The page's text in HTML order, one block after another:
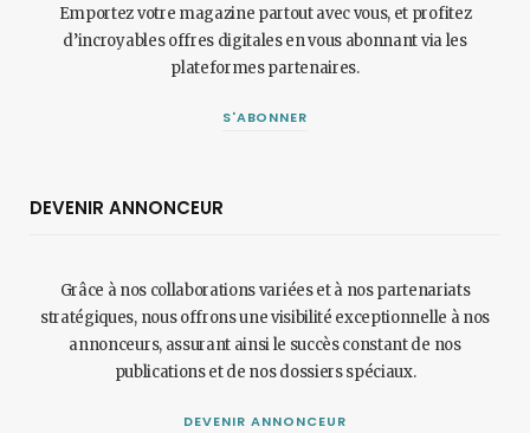
Emportez votre magazine partout avec vous, et profitez
d’incroyables offres digitales en vous abonnant via les
plateformes partenaires.
S'ABONNER
DEVENIR ANNONCEUR
Grâce à nos collaborations variées et à nos partenariats
stratégiques, nous offrons une visibilité exceptionnelle à nos
annonceurs, assurant ainsi le succès constant de nos
publications et de nos dossiers spéciaux.
DEVENIR ANNONCEUR